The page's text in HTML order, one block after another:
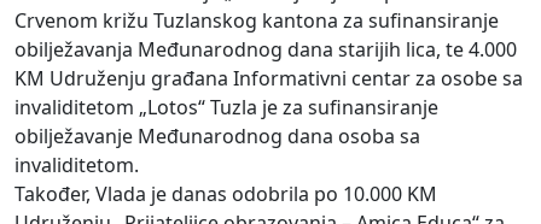
Crvenom križu Tuzlanskog kantona za sufinansiranje
obilježavanja Međunarodnog dana starijih lica, te 4.000
KM Udruženju građana Informativni centar za osobe sa
invaliditetom „Lotos“ Tuzla je za sufinansiranje
obilježavanje Međunarodnog dana osoba sa
invaliditetom.
Također, Vlada je danas odobrila po 10.000 KM